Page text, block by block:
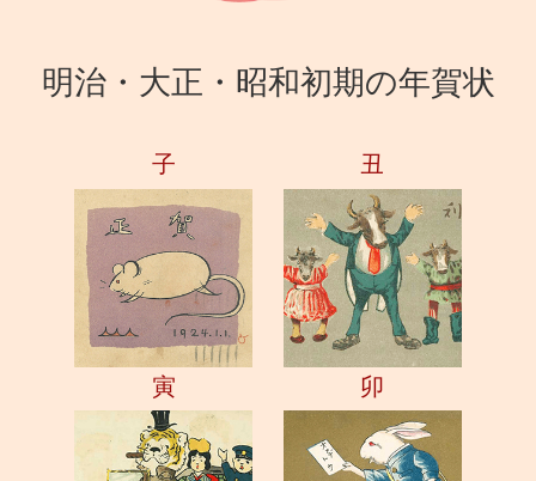
明治・大正・昭和初期の年賀状
子 丑
寅 卯